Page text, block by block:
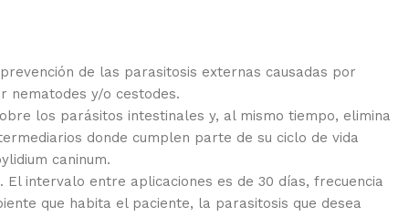
de las parasitosis externas causadas por
nematodes y/o cestodes.
los parásitos intestinales y, al mismo tiempo, elimina
donde cumplen parte de su ciclo de vida
caninum.
El intervalo entre aplicaciones es de 30 días, frecuencia
que habita el paciente, la parasitosis que desea